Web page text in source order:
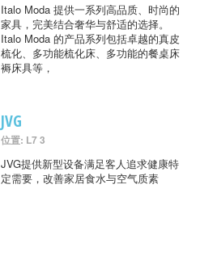
Italo Moda 提供一系列高品质、时尚的
家具，完美结合奢华与舒适的选择。
Italo Moda 的产品系列包括卓越的真皮
梳化、多功能梳化床、多功能的餐桌床
褥床具等，
JVG
位置: L7 3
JVG提供新型设备满足客人追求健康特
定需要，改善家居食水与空气质素